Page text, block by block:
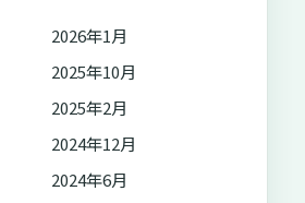
2026年1月
2025年10月
2025年2月
2024年12月
2024年6月